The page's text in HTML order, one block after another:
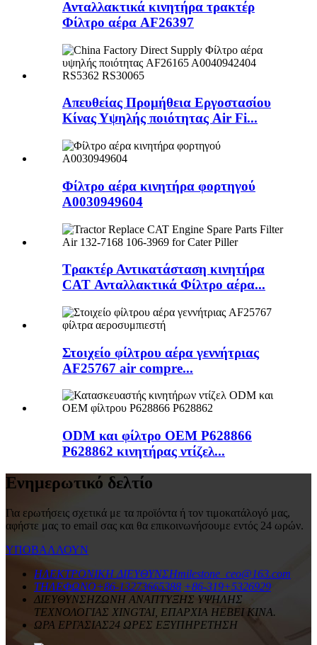
Ανταλλακτικά κινητήρα τρακτέρ
Φίλτρο αέρα AF26397
Απευθείας Προμήθεια Εργοστασίου
Κίνας Υψηλής ποιότητας Air Fi...
Φίλτρο αέρα κινητήρα φορτηγού
A0030949604
Τρακτέρ Αντικατάσταση κινητήρα
CAT Ανταλλακτικά Φίλτρο αέρα...
Στοιχείο φίλτρου αέρα γεννήτριας
AF25767 air compre...
ODM και φίλτρο OEM P628866
P628862 κινητήρας ντίζελ...
Ενημερωτικό δελτίο
Για ερωτήσεις σχετικά με τα προϊόντα ή τον τιμοκατάλογό μας,
αφήστε μας το email σας και θα επικοινωνήσουμε εντός 24 ωρών.
ΥΠΟΒΑΛΛΟΥΝ
ΗΛΕΚΤΡΟΝΙΚΗ ΔΙΕΥΘΥΝΣΗmilestone_ceo@163.com
ΤΗΛΕΦΩΝΟ+86-13273665388 +86-319+5326929
ΔΙΕΥΘΥΝΣΗΖΩΝΗ ΑΝΑΠΤΥΞΗΣ ΥΨΗΛΗΣ
ΤΕΧΝΟΛΟΓΙΑΣ XINGTAI, ΕΠΑΡΧΙΑ HEBEI ΚΙΝΑ.
ΩΡΑ ΕΡΓΑΣΙΑΣ24 ΩΡΕΣ ΕΞΥΠΗΡΕΤΗΣΗ